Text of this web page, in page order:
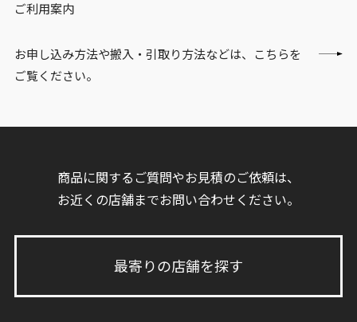
ご利用案内
お申し込み方法や搬入・引取り方法などは、こちらを
ご覧ください。
商品に関するご質問やお見積のご依頼は、
お近くの店舗までお問い合わせください。
最寄りの店舗を探す